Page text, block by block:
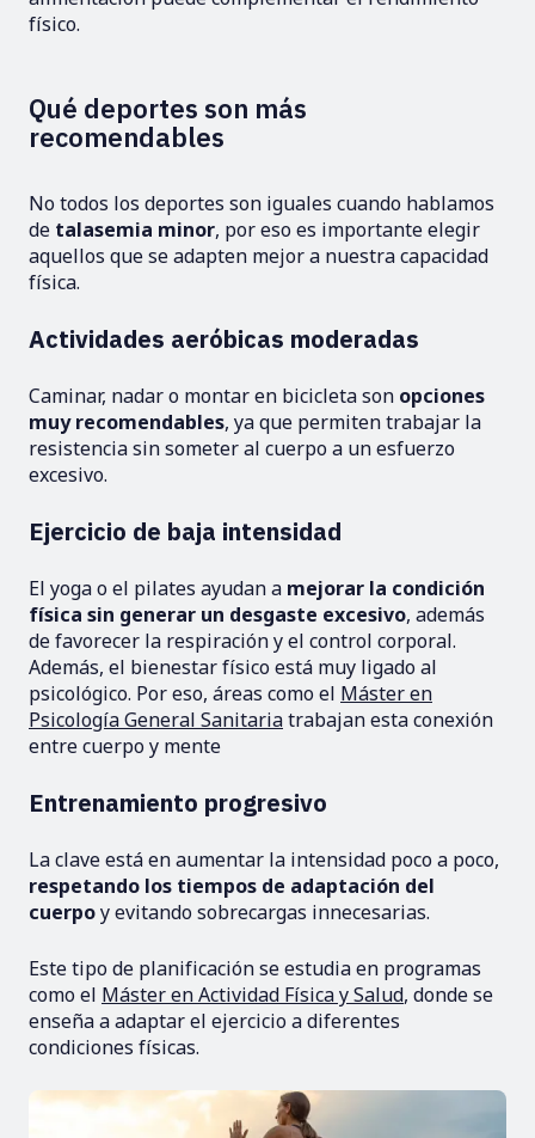
físico.
Qué deportes son más
recomendables
No todos los deportes son iguales cuando hablamos
de talasemia minor, por eso es importante elegir
aquellos que se adapten mejor a nuestra capacidad
física.
Actividades aeróbicas moderadas
Caminar, nadar o montar en bicicleta son opciones
muy recomendables, ya que permiten trabajar la
resistencia sin someter al cuerpo a un esfuerzo
excesivo.
Ejercicio de baja intensidad
El yoga o el pilates ayudan a mejorar la condición
física sin generar un desgaste excesivo, además
de favorecer la respiración y el control corporal.
Además, el bienestar físico está muy ligado al
psicológico. Por eso, áreas como el Máster en
Psicología General Sanitariatrabajan esta conexión
entre cuerpo y mente
Entrenamiento progresivo
La clave está en aumentar la intensidad poco a poco,
respetando los tiempos de adaptación del
cuerpoy evitando sobrecargas innecesarias.
Este tipo de planificación se estudia en programas
como el Máster en Actividad Física y Salud, donde se
enseña a adaptar el ejercicio a diferentes
condiciones físicas.